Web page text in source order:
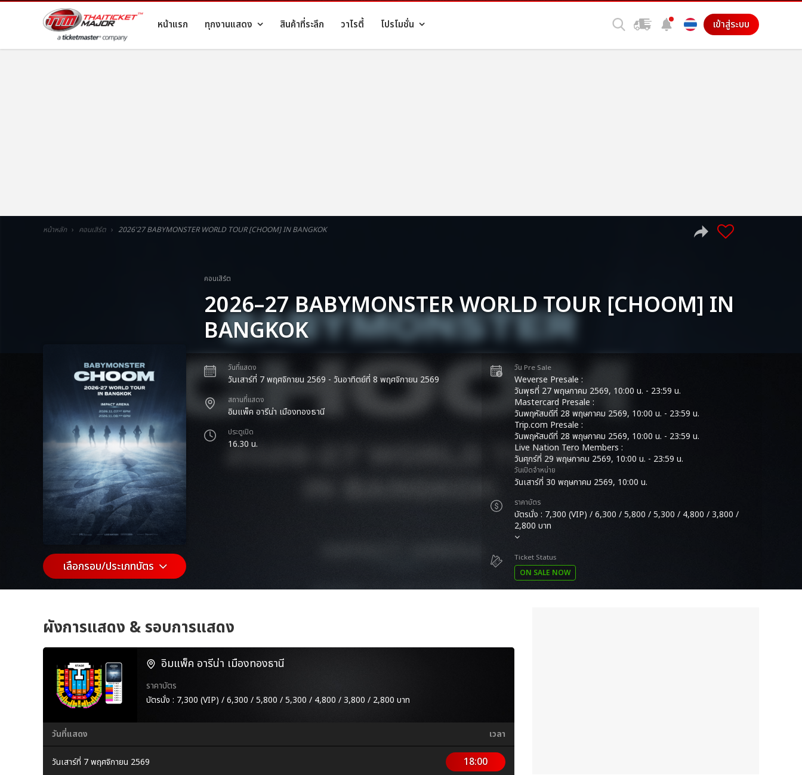
หน้าแรก ทุกงานแสดง สินค้าที่ระลึก วาไรตี้ โปรโมชั่น เข้าสู่ระบบ
หน้าหลัก คอนเสิร์ต 2026'27 BABYMONSTER WORLD TOUR [CHOOM] IN BANGKOK
เลือกรอบ/ประเภทบัตร
คอนเสิร์ต
2026–27 BABYMONSTER WORLD TOUR [CHOOM] IN
BANGKOK
วันที่แสดง
วันเสาร์ที่ 7 พฤศจิกายน 2569 - วันอาทิตย์ที่ 8 พฤศจิกายน 2569
สถานที่แสดง
อิมแพ็ค อารีน่า เมืองทองธานี
ประตูเปิด
16.30 น.
วัน Pre Sale
Weverse Presale :
วันพุธที่ 27 พฤษภาคม 2569, 10:00 น. - 23:59 น.
Mastercard Presale :
วันพฤหัสบดีที่ 28 พฤษภาคม 2569, 10:00 น. - 23:59 น.
Trip.com Presale :
วันพฤหัสบดีที่ 28 พฤษภาคม 2569, 10:00 น. - 23:59 น.
Live Nation Tero Members :
วันศุกร์ที่ 29 พฤษภาคม 2569, 10:00 น. - 23:59 น.
วันเปิดจำหน่าย
วันเสาร์ที่ 30 พฤษภาคม 2569, 10:00 น.
ราคาบัตร
บัตรนั่ง : 7,300 (VIP) / 6,300 / 5,800 / 5,300 / 4,800 / 3,800 /
2,800 บาท
Ticket Status
ON SALE NOW
ผังการแสดง & รอบการแสดง
อิมแพ็ค อารีน่า เมืองทองธานี
ราคาบัตร
บัตรนั่ง : 7,300 (VIP) / 6,300 / 5,800 / 5,300 / 4,800 / 3,800 / 2,800 บาท
วันที่แสดง เวลา
วันเสาร์ที่ 7 พฤศจิกายน 2569 18:00